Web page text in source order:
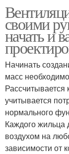
своими
начать и
Начинать
масс
Рассчитывается
учитывается
нормального
Каждого жильца
воздухом на
зависимости от